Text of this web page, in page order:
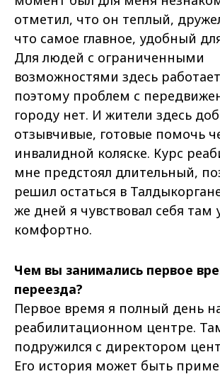
отметил, что он теплый,
что самое главное, удобный
Для людей с ограниченными
возможностями здесь
поэтому проблем с
городу нет. И жители здесь
отзывчивые, готовые помочь
инвалидной коляске. Курс
мне предстоял длительный,
решил остаться в
же дней я чувствовал себя там
комфортно.
Чем вы занимались первое
переезда?
Первое время я полный день
реабилитационном центре.
подружился с директором
Его история может быть